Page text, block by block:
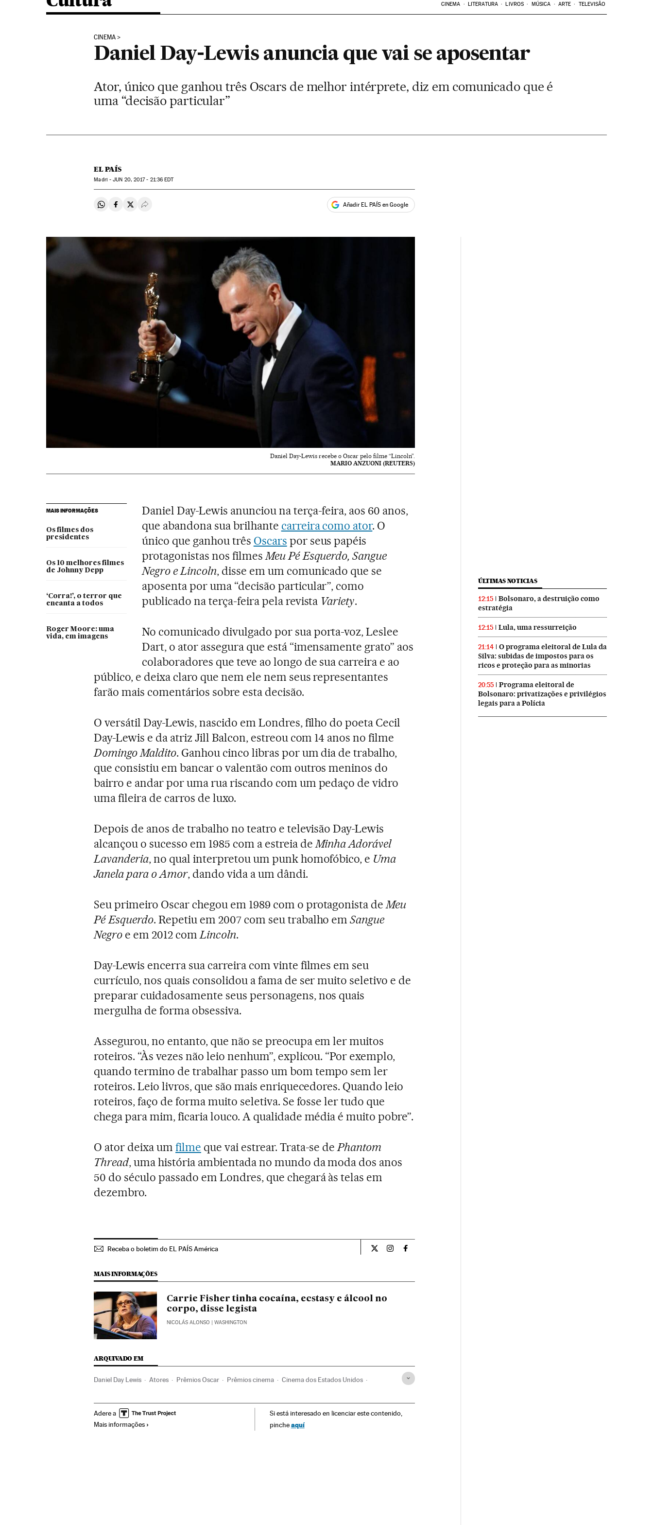
CINEMA LITERATURA LIVROS MÚSICA ARTE TELEVISÃO
CINEMA
Daniel Day-Lewis anuncia que vai se aposentar
Ator, único que ganhou três Oscars de melhor intérprete, diz em comunicado que é
uma “decisão particular”
EL PAÍS
Madri -JUN 20, 2017 - 21:36 EDT
Compartir en Whatsapp
Compartir en Facebook
Compartir en Twitter
Desplegar Redes Sociales Añadir EL PAÍS en Google
Daniel Day-Lewis recebe o Oscar pelo filme “Lincoln”.
MARIO ANZUONI (REUTERS)
MAIS INFORMAÇÕES
Os filmes dos
presidentes
Os 10 melhores filmes
de Johnny Depp
‘Corra!’, o terror que
encanta a todos
Roger Moore: uma
vida, em imagens
Daniel Day-Lewis anunciou na terça-feira, aos 60 anos,
que abandona sua brilhante carreira como ator. O
único que ganhou três Oscars por seus papéis
protagonistas nos filmesMeu Pé Esquerdo, Sangue
Negro e Lincoln, disse em um comunicado que se
aposenta por uma “decisão particular”, como
publicado na terça-feira pela revista Variety.
No comunicado divulgado por sua porta-voz, Leslee
Dart, o ator assegura que está “imensamente grato” aos
colaboradores que teve ao longo de sua carreira e ao
público, e deixa claro que nem ele nem seus representantes
farão mais comentários sobre esta decisão.
O versátil Day-Lewis, nascido em Londres, filho do poeta Cecil
Day-Lewis e da atriz Jill Balcon, estreou com 14 anos no filme
Domingo Maldito. Ganhou cinco libras por um dia de trabalho,
que consistiu em bancar o valentão com outros meninos do
bairro e andar por uma rua riscando com um pedaço de vidro
uma fileira de carros de luxo.
Depois de anos de trabalho no teatro e televisão Day-Lewis
alcançou o sucesso em 1985 com a estreia deMinha Adorável
Lavanderia, no qual interpretou um punk homofóbico, e Uma
Janela para o Amor, dando vida a um dândi.
Seu primeiro Oscar chegou em 1989 com o protagonista deMeu
Pé Esquerdo. Repetiu em 2007 com seu trabalho emSangue
Negro e em 2012 comLincoln.
Day-Lewis encerra sua carreira com vinte filmes em seu
currículo, nos quais consolidou a fama de ser muito seletivo e de
preparar cuidadosamente seus personagens, nos quais
mergulha de forma obsessiva.
Assegurou, no entanto, que não se preocupa em ler muitos
roteiros. “Às vezes não leio nenhum”, explicou. “Por exemplo,
quando termino de trabalhar passo um bom tempo sem ler
roteiros. Leio livros, que são mais enriquecedores. Quando leio
roteiros, faço de forma muito seletiva. Se fosse ler tudo que
chega para mim, ficaria louco. A qualidade média é muito pobre”.
O ator deixa umfilme que vai estrear. Trata-se dePhantom
Thread, uma história ambientada no mundo da moda dos anos
50 do século passado em Londres, que chegará às telas em
dezembro.
Receba o boletim do EL PAÍS América Cultura El País Brasil en Twitter
Cultura El País Brasil en Instagram
Cultura El País Brasil en Facebook
MAIS INFORMAÇÕES
Carrie Fisher tinha cocaína, ecstasy e álcool no
corpo, disse legista
NICOLÁS ALONSO | WASHINGTON
ARQUIVADO EM
Daniel Day Lewis Atores Prêmios Oscar Prêmios cinema Cinema dos Estados Unidos
Adere a
Mais informações
Si está interesado en licenciar este contenido,
pincheaquí
ÚLTIMAS NOTICIAS
12:15
Bolsonaro, a destruição como
estratégia
12:15 Lula, uma ressurreição
21:14
O programa eleitoral de Lula da
Silva: subidas de impostos para os
ricos e proteção para as minorias
20:55
Programa eleitoral de
Bolsonaro: privatizações e privilégios
legais para a Polícia